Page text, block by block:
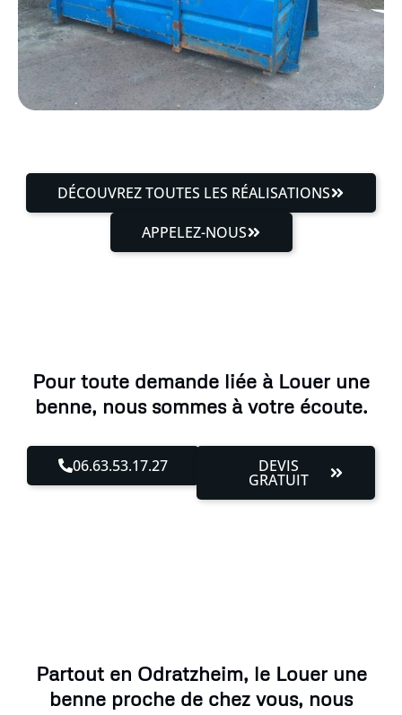
DÉCOUVREZ TOUTES LES RÉALISATIONS
APPELEZ-NOUS
Pour toute demande liée à Louer une
benne, nous sommes à votre écoute.
06.63.53.17.27 DEVIS
GRATUIT
Partout en Odratzheim, le Louer une
benne proche de chez vous, nous